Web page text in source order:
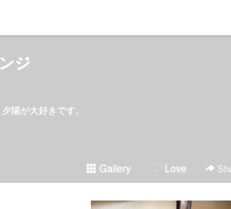
ジ
陽が大好きです。
Gallery Love